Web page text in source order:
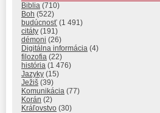
Biblia (710)
Boh (522)
budúcnosť (1 491)
citáty (191)
démoni (26)
Digitálna informácia (4)
filozofia (22)
história (1 476)
Jazyky (15)
Ježiš (39)
Komunikácia (77)
Korán (2)
Kráľovstvo (30)